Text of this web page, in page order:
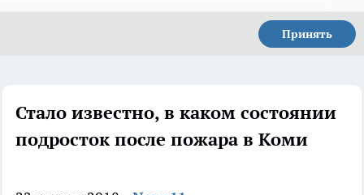
Принять
Стало известно, в каком состоянии
подросток после пожара в Коми